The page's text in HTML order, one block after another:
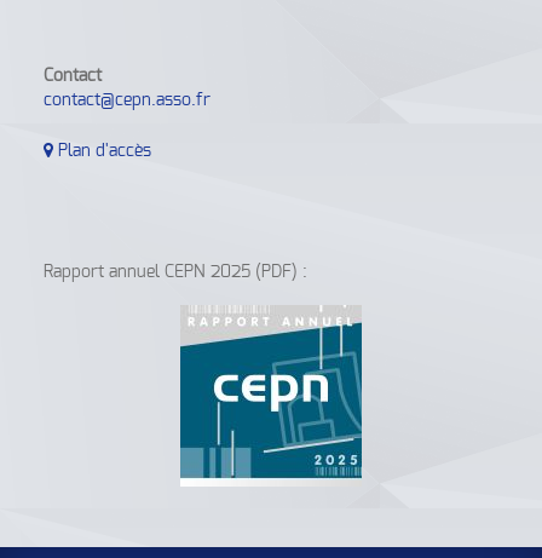
Contact
contact@cepn.asso.fr
Plan d'accès
Rapport annuel CEPN 2025 (PDF) :